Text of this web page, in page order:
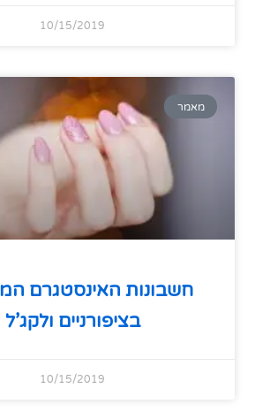
10/15/2019
מאמר
חשבונות האינסטגרם
בציפורניים ולקג’ל
10/15/2019